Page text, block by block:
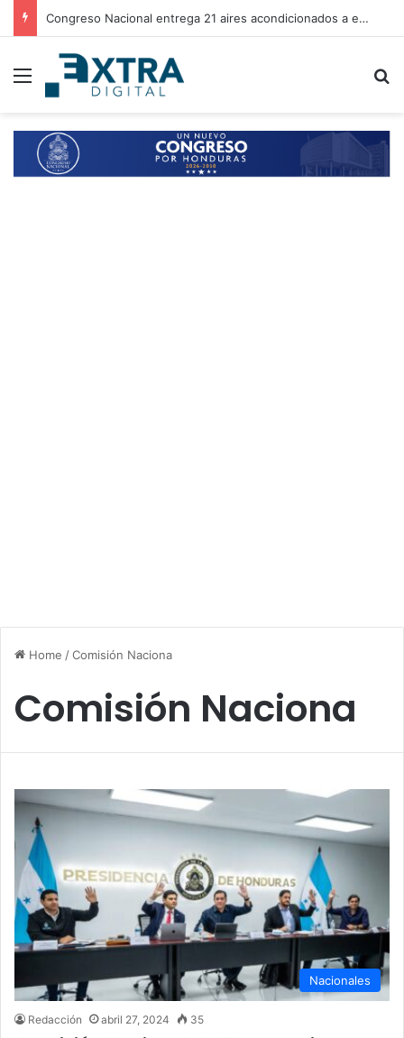
Congreso Nacional entrega 21 aires acondicionados a escuelas de Choluteca
Menu
Home /Comisión Naciona
Comisión Naciona
Nacionales
Redacción abril 27, 2024 35